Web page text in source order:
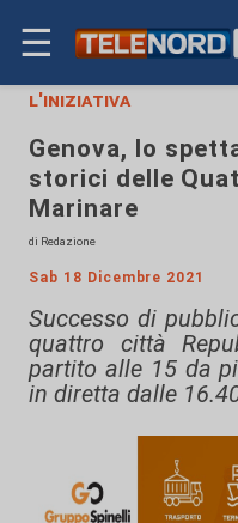
☰
l'iniziativa
Genova, lo
storici delle
Marinare
di Redazione
Sab 18 Dicembre 2021
Successo di
quattro città
partito alle 15 da
in diretta dalle